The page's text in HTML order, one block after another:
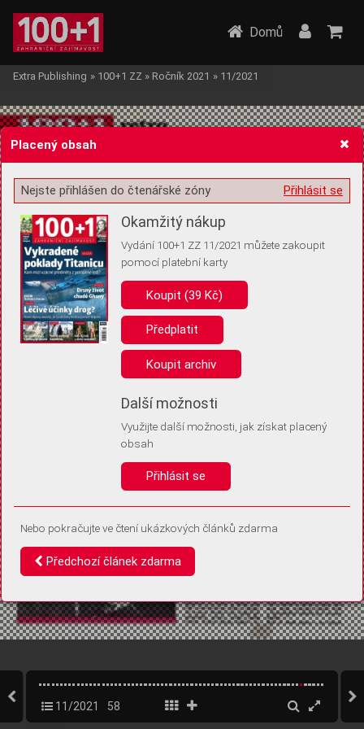
Žádost o souhlas s ukládáním volitelných informací
Pro základní fungování webu nepotřebujeme ukládat žádné informace
(tzv. cookies apod.). Rádi bychom vás ale požádali o souhlas s
uložením volitelných informací:
Anonymní unikátní ID
Díky němu příště poznáme, že se jedná o stejné zařízení, a
Identifikátor je zcela anonymní.
Vaše souhlasy a odmítnutí si ukládáme do vašeho zařízení, abychom se
vás už příště znovu neptali. Můžete je kdykoli později upravit ve Správě
Domů
Extra Publishing » 100+1 ZZ » Ročník 2021 » 11/2021
11/2021 58
Placený obsah
Přihlásit se
Nejste přihlášen do čtenářské zóny
Okamžitý nákup
Vydání 100+1 ZZ 11/2021 můžete zakoupit
pomocí platební karty
Koupit (39 Kč)
Předplatit
Koupit archiv
Další možnosti
Využijte další možnosti, jak získat placený
obsah
Přihlásit se
Nebo pokračujte ve čtení ukázkových článků zdarma
Předchozí článek zdarma